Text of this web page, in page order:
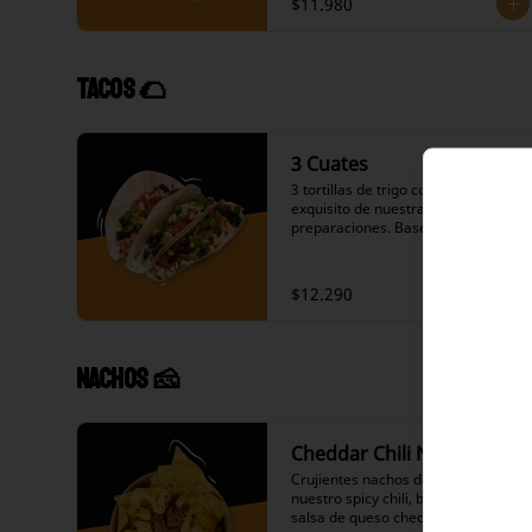
salsas calientes picantes a
Tacos 🌮
3 Cuates
3 tortillas de trigo con lo más
exquisito de nuestras
preparaciones. Base de arroz a
elección, salteado de cebolla y
pimiento verde, repollo agridulce,
$12.290
Nachos 🧀
Cheddar Chili Nachos
Crujientes nachos de maíz y
nuestro spicy chili, bañados con
salsa de queso cheddar.